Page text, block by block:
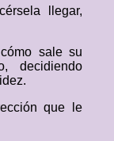
llegar,
sale su
decidiendo
que le